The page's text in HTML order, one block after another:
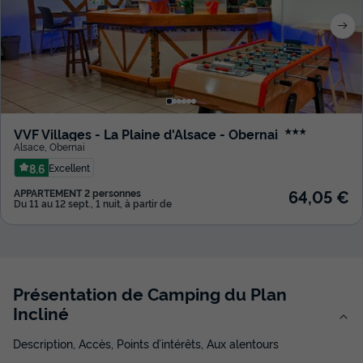
VVF Villages - La Plaine d'Alsace - Obernai ★★★
Alsace Obernai
8.6 Excellent
APPARTEMENT 2 personnes
Du 11 au 12 sept., 1 nuit, à partir de 64,05 €
Présentation de Camping du Plan
Incliné
Description, Accès, Points d’intérêts, Aux alentours